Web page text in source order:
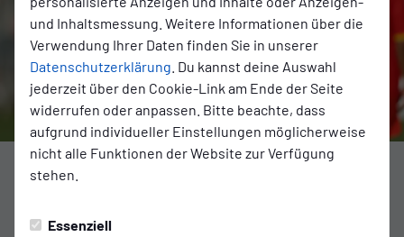
und Inhaltsmessung. Weitere Informationen über die
Verwendung Ihrer Daten finden Sie in unserer
Datenschutzerklärung . Du kannst deine Auswahl
jederzeit über den Cookie-Link am Ende der Seite
widerrufen oder anpassen. Bitte beachte, dass
aufgrund individueller Einstellungen möglicherweise
nicht alle Funktionen der Website zur Verfügung
stehen.
Essenziell
Foto: Jens Doden
Donnerstag, 14.08.2025 20:31 Uhr